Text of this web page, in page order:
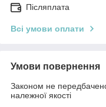
Післяплата
Всі умови оплати
Умови повернення
Законом не
належної якості